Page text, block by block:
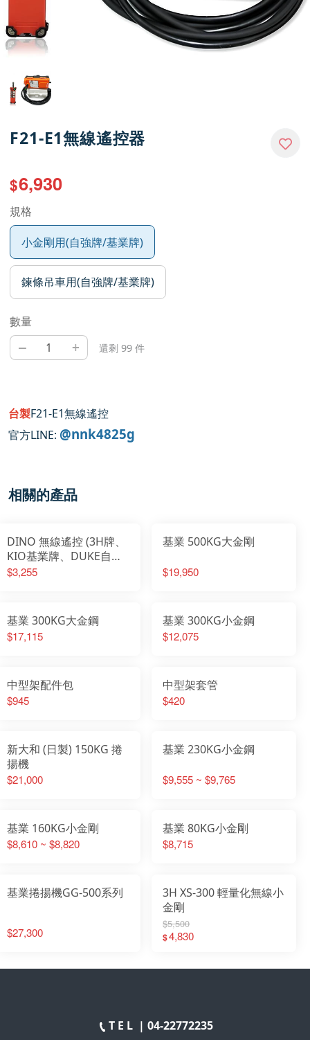
F21-E1無線遙控器
$6,930
規格
小金剛用(自強牌/基業牌)
鍊條吊車用(自強牌/基業牌)
數量
– + 還剩 99 件
台製F21-E1無線遙控
官方LINE: @nnk4825g
相關的產品
DINO 無線遙控 (3H牌、
KIO基業牌、DUKE自強
牌通用)
$3,255
基業 500KG大金剛
$19,950
基業 300KG大金鋼
$17,115
基業 300KG小金鋼
$12,075
中型架配件包
$945
中型架套管
$420
新大和 (日製) 150KG 捲
揚機
$21,000
基業 230KG小金鋼
$9,555 ~ $9,765
基業 160KG小金剛
$8,610 ~ $8,820
基業 80KG小金剛
$8,715
基業捲揚機GG-500系列
$27,300
3H XS-300 輕量化無線小
金剛
$5,500
$4,830
T E L | 04-22772235